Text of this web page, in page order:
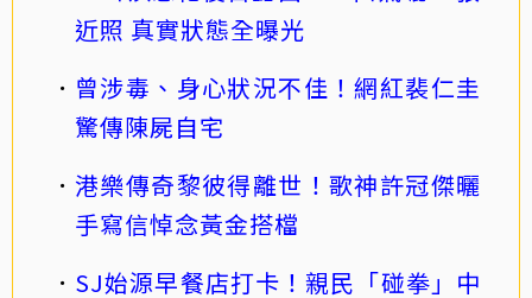
近照 真實狀態全曝光
曾涉毒、身心狀況不佳！網紅裴仁圭
驚傳陳屍自宅
港樂傳奇黎彼得離世！歌神許冠傑曬
手寫信悼念黃金搭檔
SJ始源早餐店打卡！親民「碰拳」中